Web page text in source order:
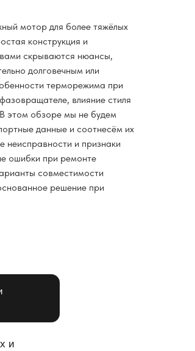
мотор для более тяжёлых
конструкция и
скрываются нюансы,
долговечным или
терморежима при
влияние стиля
этом обзоре мы не будем
данные и соотнесём их
неисправности и признаки
ошибки при ремонте
совместимости
решение при
и